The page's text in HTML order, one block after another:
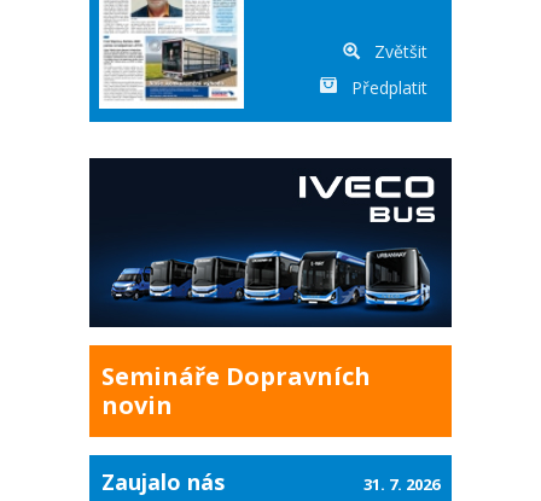
Zvětšit
Předplatit
Semináře Dopravních
novin
Zaujalo nás 31. 7. 2026